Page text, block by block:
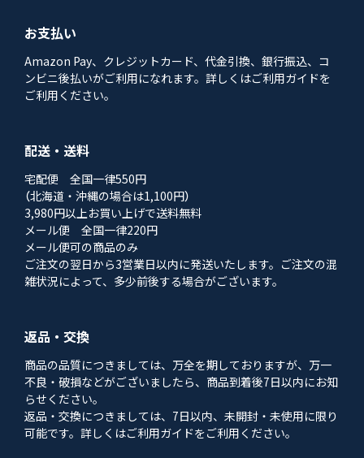
お支払い
Amazon Pay、クレジットカード、代金引換、銀行振込、コ
ンビニ後払いがご利用になれます。詳しくはご利用ガイドを
ご利用ください。
配送・送料
宅配便 全国一律550円
（北海道・沖縄の場合は1,100円）
3,980円以上お買い上げで送料無料
メール便 全国一律220円
メール便可の商品のみ
ご注文の翌日から3営業日以内に発送いたします。ご注文の混
雑状況によって、多少前後する場合がございます。
返品・交換
商品の品質につきましては、万全を期しておりますが、万一
不良・破損などがございましたら、商品到着後7日以内にお知
らせください。
返品・交換につきましては、7日以内、未開封・未使用に限り
可能です。詳しくはご利用ガイドをご利用ください。